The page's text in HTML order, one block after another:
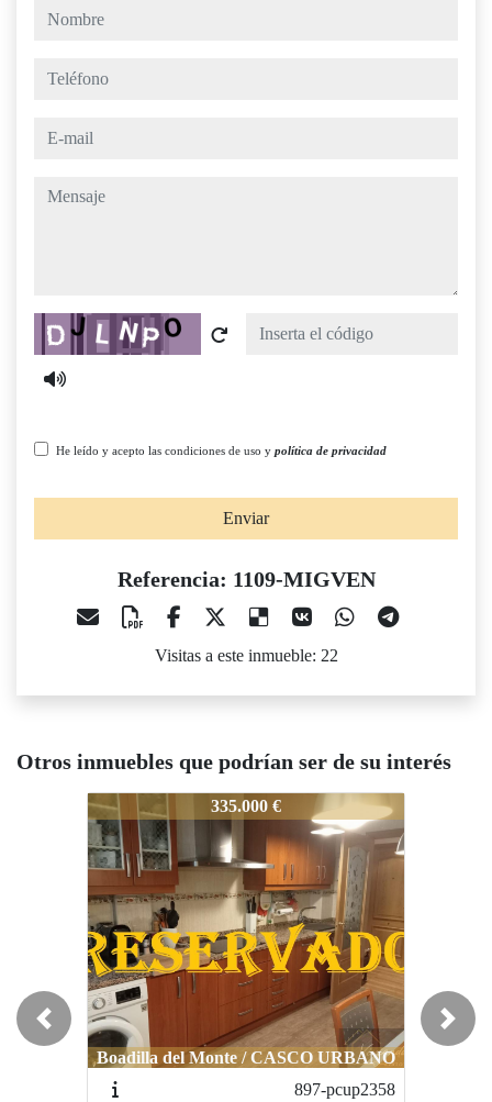
nombre
teléfono
e-mail
mensaje
Captcha
He leído y acepto las condiciones de uso y política de privacidad
Enviar
Referencia: 1109-MIGVEN
Visitas a este inmueble: 22
Otros inmuebles que podrían ser de su interés
1109-MIGVEN 335.000 €
Boadilla del Monte / CASCO URBANO
897-pcup2358
1109-MIGVEN 360.000 €
Villanueva de Perales / URB LAS
FRONTERAS
917-CHVDP22
Previous Next